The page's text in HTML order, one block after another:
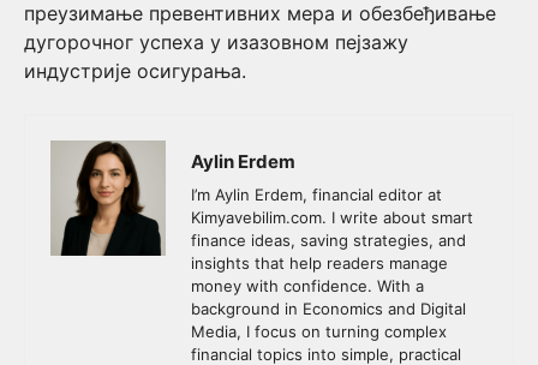
преузимање превентивних мера и обезбеђивање
дугорочног успеха у изазовном пејзажу
индустрије осигурања.
Aylin Erdem
I’m Aylin Erdem, financial editor at
Kimyavebilim.com. I write about smart
finance ideas, saving strategies, and
insights that help readers manage
money with confidence. With a
background in Economics and Digital
Media, I focus on turning complex
financial topics into simple, practical